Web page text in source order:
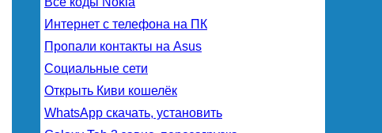
Интернет с телефона на ПК
Пропали контакты на Asus
Социальные сети
Открыть Киви кошелёк
WhatsApp скачать, установить